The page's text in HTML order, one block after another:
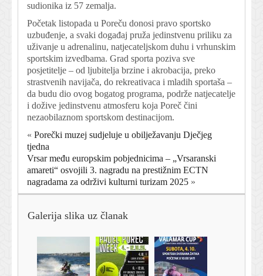
sudionika iz 57 zemalja.
Početak listopada u Poreču donosi pravo sportsko
uzbuđenje, a svaki događaj pruža jedinstvenu priliku za
uživanje u adrenalinu, natjecateljskom duhu i vrhunskim
sportskim izvedbama. Grad sporta poziva sve
posjetitelje – od ljubitelja brzine i akrobacija, preko
strastvenih navijača, do rekreativaca i mladih sportaša –
da budu dio ovog bogatog programa, podrže natjecatelje
i dožive jedinstvenu atmosferu koja Poreč čini
nezaobilaznom sportskom destinacijom.
« Porečki muzej sudjeluje u obilježavanju Dječjeg
tjedna
Vrsar među europskim pobjednicima – „Vrsaranski
amareti“ osvojili 3. nagradu na prestižnim ECTN
nagradama za održivi kulturni turizam 2025 »
Galerija slika uz članak